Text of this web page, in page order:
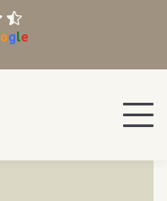
ogle